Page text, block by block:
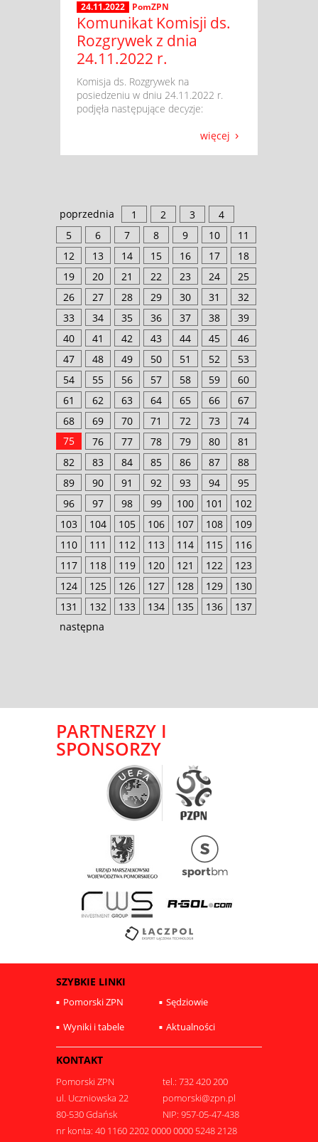
24.11.2022 PomZPN
Komunikat Komisji ds.
Rozgrywek z dnia
24.11.2022 r.
​ Komisja ds. Rozgrywek na
posiedzeniu w dniu 24.11.2022 r.
podjęła następujące decyzje:
więcej
poprzednia 1 2 3
4
5
6 7 8 9 10
11
12
13 14 15 16 17
18
19
20 21 22 23 24
25
26
27 28 29 30 31
32
33
34 35 36 37 38
39
40
41 42 43 44 45
46
47
48 49 50 51 52
53
54
55 56 57 58 59
60
61
62 63 64 65 66
67
68
69 70 71 72 73
74
75
76 77 78 79 80
81
82
83 84 85 86 87
88
89
90 91 92 93 94
95
96
97 98 99 100 101
102
103
104 105 106 107 108
109
110
111 112 113 114 115
116
117
118 119 120 121 122
123
124
125 126 127 128 129
130
131
132 133 134 135 136
137
następna
PARTNERZY I
SPONSORZY
SZYBKIE LINKI
Pomorski ZPN
Sędziowie
Wyniki i tabele
Aktualności
KONTAKT
Pomorski ZPN
tel.: 732 420 200
ul. Uczniowska 22
pomorski@zpn.pl
80-530 Gdańsk
NIP: 957-05-47-438
nr konta: 40 1160 2202 0000 0000 5248 2128